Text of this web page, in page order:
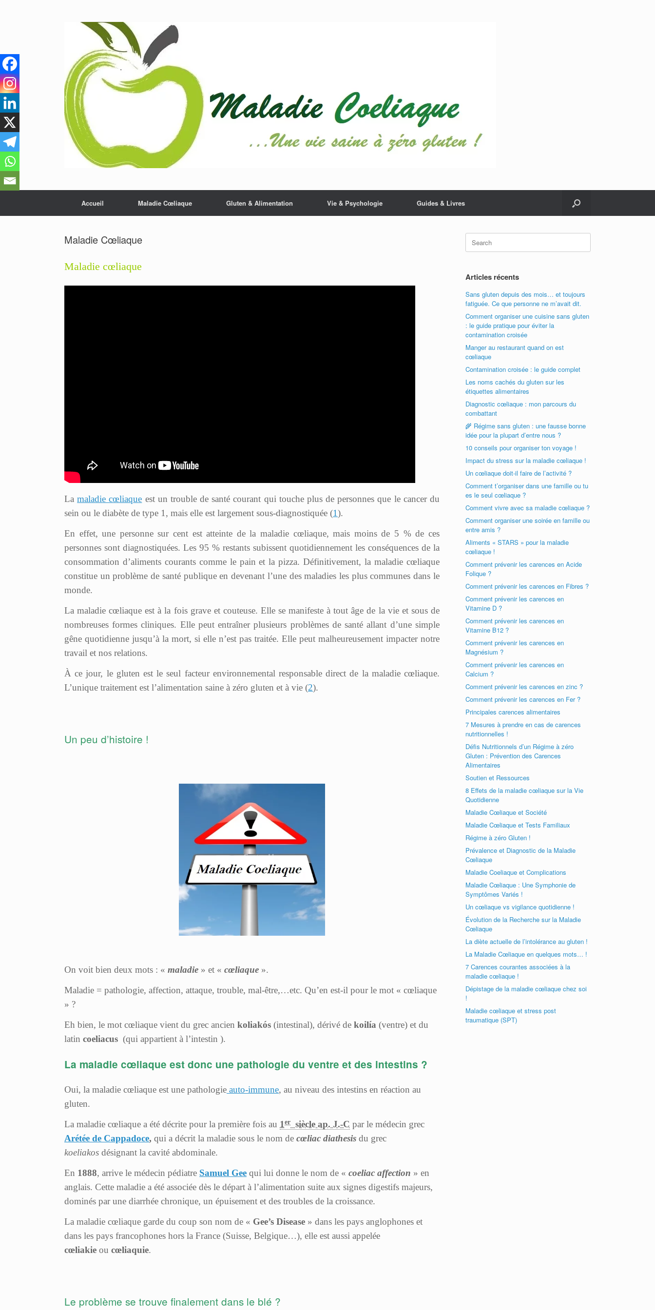
Accueil Maladie Cœliaque Gluten & Alimentation Vie & Psychologie Guides & Livres
Maladie Cœliaque
Maladie cœliaque
Lamaladie cœliaque est un trouble de santé courant qui touche plus de personnes que le cancer du
sein ou le diabète de type 1, mais elle est largement sous-diagnostiquée (1).
En effet, une personne sur cent est atteinte de la maladie cœliaque, mais moins de 5 % de ces
personnes sont diagnostiquées. Les 95 % restants subissent quotidiennement les conséquences de la
consommation d’aliments courants comme le pain et la pizza. Définitivement, la maladie cœliaque
constitue un problème de santé publique en devenant l’une des maladies les plus communes dans le
monde.
La maladie cœliaque est à la fois grave et couteuse. Elle se manifeste à tout âge de la vie et sous de
nombreuses formes cliniques. Elle peut entraîner plusieurs problèmes de santé allant d’une simple
gêne quotidienne jusqu’à la mort, si elle n’est pas traitée. Elle peut malheureusement impacter notre
travail et nos relations.
À ce jour, le gluten est le seul facteur environnemental responsable direct de la maladie cœliaque.
L’unique traitement est l’alimentation saine à zéro gluten et à vie (2).
Un peu d’histoire !
On voit bien deux mots : « maladie » et « cœliaque ».
Maladie = pathologie, affection, attaque, trouble, mal-être,…etc. Qu’en est-il pour le mot « cœliaque
» ?
Eh bien, le mot cœliaque vient du grec ancien koliakós (intestinal), dérivé de koilía (ventre) et du
latin coeliacus (qui appartient à l’intestin ).
La maladie cœliaque est donc une pathologie du ventre et des intestins ?
Oui, la maladie cœliaque est une pathologie auto-immune, au niveau des intestins en réaction au
gluten.
La maladie cœliaque a été décrite pour la première fois au 1 er siècle ap. J.-C par le médecin grec
Arétée de Cappadoce, qui a décrit la maladie sous le nom de cœliac diathesis du grec
koeliakos désignant la cavité abdominale.
En 1888, arrive le médecin pédiatre Samuel Gee qui lui donne le nom de « coeliac affection » en
anglais. Cette maladie a été associée dès le départ à l’alimentation suite aux signes digestifs majeurs,
dominés par une diarrhée chronique, un épuisement et des troubles de la croissance.
La maladie cœliaque garde du coup son nom de « Gee’s Disease » dans les pays anglophones et
dans les pays francophones hors la France (Suisse, Belgique…), elle est aussi appelée
cœliakie ou cœliaquie.
Le problème se trouve finalement dans le blé ?
Search
for:
Articles récents
Sans gluten depuis des mois… et toujours
fatiguée. Ce que personne ne m’avait dit.
Comment organiser une cuisine sans gluten
: le guide pratique pour éviter la
contamination croisée
Manger au restaurant quand on est
cœliaque
Contamination croisée : le guide complet
Les noms cachés du gluten sur les
étiquettes alimentaires
Diagnostic cœliaque : mon parcours du
combattant
🌾 Régime sans gluten : une fausse bonne
idée pour la plupart d’entre nous ?
10 conseils pour organiser ton voyage !
Impact du stress sur la maladie cœliaque !
Un cœliaque doit-il faire de l’activité ?
Comment t’organiser dans une famille ou tu
es le seul cœliaque ?
Comment vivre avec sa maladie cœliaque ?
Comment organiser une soirée en famille ou
entre amis ?
Aliments « STARS » pour la maladie
cœliaque !
Comment prévenir les carences en Acide
Folique ?
Comment prévenir les carences en Fibres ?
Comment prévenir les carences en
Vitamine D ?
Comment prévenir les carences en
Vitamine B12 ?
Comment prévenir les carences en
Magnésium ?
Comment prévenir les carences en
Calcium ?
Comment prévenir les carences en zinc ?
Comment prévenir les carences en Fer ?
Principales carences alimentaires
7 Mesures à prendre en cas de carences
nutritionnelles !
Défis Nutritionnels d’un Régime à zéro
Gluten : Prévention des Carences
Alimentaires
Soutien et Ressources
8 Effets de la maladie cœliaque sur la Vie
Quotidienne
Maladie Cœliaque et Société
Maladie Cœliaque et Tests Familiaux
Régime à zéro Gluten !
Prévalence et Diagnostic de la Maladie
Cœliaque
Maladie Coeliaque et Complications
Maladie Cœliaque : Une Symphonie de
Symptômes Variés !
Un cœliaque vs vigilance quotidienne !
Évolution de la Recherche sur la Maladie
Cœliaque
La diète actuelle de l’intolérance au gluten !
La Maladie Cœliaque en quelques mots… !
7 Carences courantes associées à la
maladie cœliaque !
Dépistage de la maladie cœliaque chez soi
!
Maladie cœliaque et stress post
traumatique (SPT)